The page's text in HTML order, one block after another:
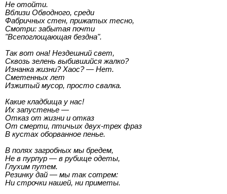
Не отойти.
Вблизи Обводного, среди
Фабричных стен, прижатых тесно,
Смотри: забытая почти
"Всепоглощающая бездна".
Так вот она! Нездешний свет,
Сквозь зелень выбившийся жалко?
Изнанка жизни? Хаос? — Нет.
Сметенных лет
Изжитый мусор, просто свалка.
Какие кладбища у нас!
Их запустенье —
Отказ от жизни и отказ
От смерти, птичьих двух-трех фраз
В кустах оборванное пенье.
В полях загробных мы бредем,
Не в пурпур — в рубище одеты,
Глухим путем.
Резинку дай — мы так сотрем:
Ни строчки нашей, ни приметы.